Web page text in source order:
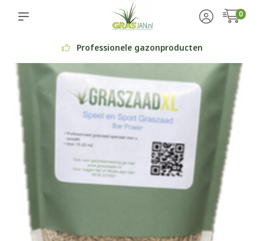
0
Professionele gazonproducten